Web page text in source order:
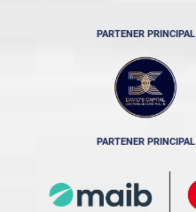
PARTENER PRINCIPAL
PARTENER PRINCIPAL